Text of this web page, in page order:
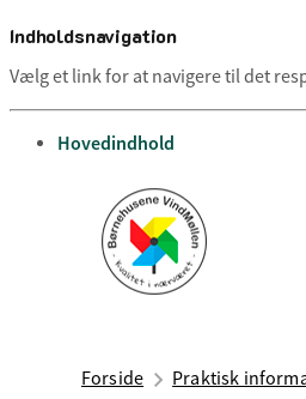
Indholdsnavigation
Vælg et link for at navigere til det
gå til
Hovedindhold
Forside Praktisk